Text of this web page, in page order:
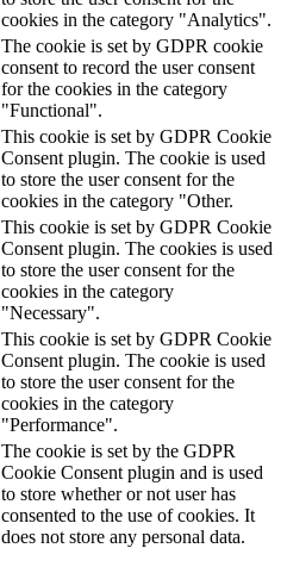
cookies in the category "Analytics".
The cookie is set by GDPR cookie
consent to record the user consent
for the cookies in the category
"Functional".
This cookie is set by GDPR Cookie
Consent plugin. The cookie is used
to store the user consent for the
cookies in the category "Other.
This cookie is set by GDPR Cookie
Consent plugin. The cookies is used
to store the user consent for the
cookies in the category
"Necessary".
This cookie is set by GDPR Cookie
Consent plugin. The cookie is used
to store the user consent for the
cookies in the category
"Performance".
The cookie is set by the GDPR
Cookie Consent plugin and is used
to store whether or not user has
consented to the use of cookies. It
does not store any personal data.